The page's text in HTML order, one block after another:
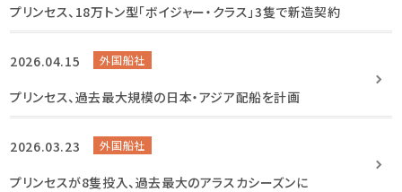
プリンセス、18万トン型「ボイジャー・クラス」3隻で新造契約
2026.04.15 外国船社
プリンセス、過去最大規模の日本・アジア配船を計画
2026.03.23 外国船社
プリンセスが8隻投入、過去最大のアラスカシーズンに